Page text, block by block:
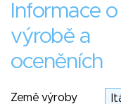
Informace o
výrobě a
oceněních
Země výroby